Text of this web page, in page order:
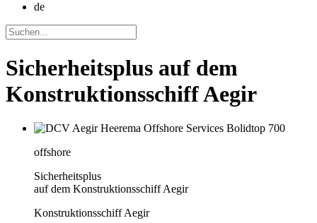
de
Sicherheitsplus auf dem
Konstruktionsschiff Aegir
offshore
Sicherheitsplus
auf dem Konstruktionsschiff Aegir
Konstruktionsschiff Aegir